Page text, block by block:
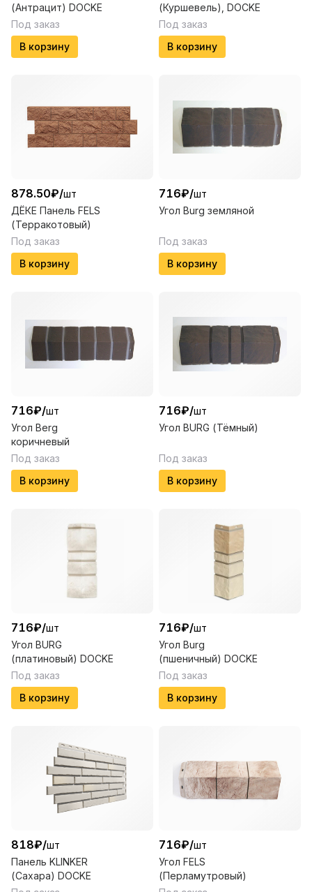
(Антрацит) DOCKE
Под заказ
В корзину
(Куршевель), DOCKE
Под заказ
В корзину
878.50₽/шт
ДЁКЕ Панель FELS
(Терракотовый)
Под заказ
В корзину
716₽/шт
Угол Burg земляной
Под заказ
В корзину
716₽/шт
Угол Berg
коричневый
Под заказ
В корзину
716₽/шт
Угол BURG (Тёмный)
Под заказ
В корзину
716₽/шт
Угол BURG
(платиновый) DOCKE
Под заказ
В корзину
716₽/шт
Угол Burg
(пшеничный) DOCKE
Под заказ
В корзину
818₽/шт
Панель KLINKER
(Сахара) DOCKE
716₽/шт
Угол FELS
(Перламутровый)